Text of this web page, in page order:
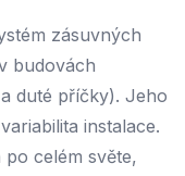
zásuvných
budovách
duté příčky). Jeho
instalace.
celém světe,